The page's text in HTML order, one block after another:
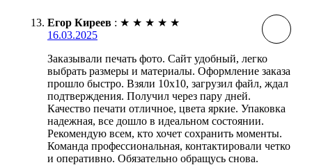
Егор Киреев : ★ ★ ★ ★ ★
16.03.2025
Заказывали печать фото. Сайт удобный, легко
выбрать размеры и материалы. Оформление заказа
прошло быстро. Взяли 10х10, загрузил файл, ждал
подтверждения. Получил через пару дней.
Качество печати отличное, цвета яркие. Упаковка
надежная, все дошло в идеальном состоянии.
Рекомендую всем, кто хочет сохранить моменты.
Команда профессиональная, контактировали четко
и оперативно. Обязательно обращусь снова.